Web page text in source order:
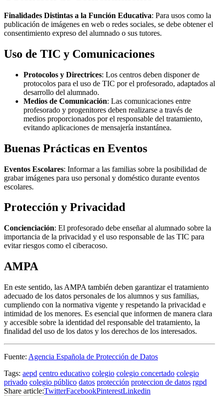
Finalidades Distintas a la Función Educativa: Para usos como la
publicación de imágenes en web o redes sociales, se debe obtener el
consentimiento expreso del alumnado o sus tutores.
Uso de TIC y Comunicaciones
Protocolos y Directrices: Los centros deben disponer de
protocolos para el uso de TIC por el profesorado, adaptados al
desarrollo del alumnado.
Medios de Comunicación: Las comunicaciones entre
profesorado y progenitores deben realizarse a través de
medios proporcionados por el responsable del tratamiento,
evitando aplicaciones de mensajería instantánea.
Buenas Prácticas en Eventos
Eventos Escolares: Informar a las familias sobre la posibilidad de
grabar imágenes para uso personal y doméstico durante eventos
escolares.
Protección y Privacidad
Concienciación: El profesorado debe enseñar al alumnado sobre la
importancia de la privacidad y el uso responsable de las TIC para
evitar riesgos como el ciberacoso.
AMPA
En este sentido, las AMPA también deben garantizar el tratamiento
adecuado de los datos personales de los alumnos y sus familias,
cumpliendo con la normativa vigente y respetando la privacidad e
intimidad de los menores. Es esencial que informen de manera clara
y accesible sobre la identidad del responsable del tratamiento, la
finalidad del uso de los datos y los derechos de los interesados.
Fuente: Agencia Española de Protección de Datos
Tags: aepd centro educativo colegio colegio concertado colegio
privado colegio público datos protección proteccion de datos rgpd
Share article:TwitterFacebookPinterestLinkedin